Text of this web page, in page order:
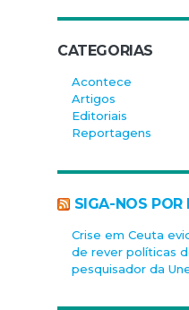
CATEGORIAS
Acontece
Artigos
Editoriais
Reportagens
SIGA-NOS POR
Crise em Ceuta
de rever políticas
pesquisador da